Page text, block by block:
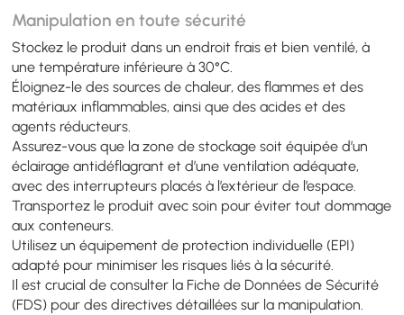
Manipulation en toute sécurité
Stockez le produit dans un endroit frais et bien ventilé, à
une température inférieure à 30°C.
Éloignez-le des sources de chaleur, des flammes et des
matériaux inflammables, ainsi que des acides et des
agents réducteurs.
Assurez-vous que la zone de stockage soit équipée d’un
éclairage antidéflagrant et d’une ventilation adéquate,
avec des interrupteurs placés à l’extérieur de l’espace.
Transportez le produit avec soin pour éviter tout dommage
aux conteneurs.
Utilisez un équipement de protection individuelle (EPI)
adapté pour minimiser les risques liés à la sécurité.
Il est crucial de consulter la Fiche de Données de Sécurité
(FDS) pour des directives détaillées sur la manipulation.